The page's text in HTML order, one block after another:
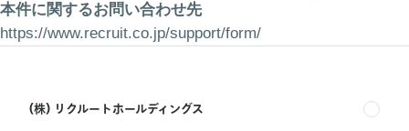
本件に関するお問い合わせ先
https://www.recruit.co.jp/support/form/
(株) リクルートホールディングス